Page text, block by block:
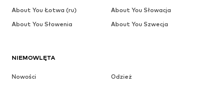
NIEMOWLĘTA
Nowości
Odzież
About You Łotwa (ru)
About You Słowacja
About You Słowenia
About You Szwecja